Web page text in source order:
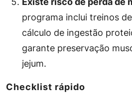
programa inclui treinos
cálculo de ingestão
garante preservação
jejum.
Checklist rápido